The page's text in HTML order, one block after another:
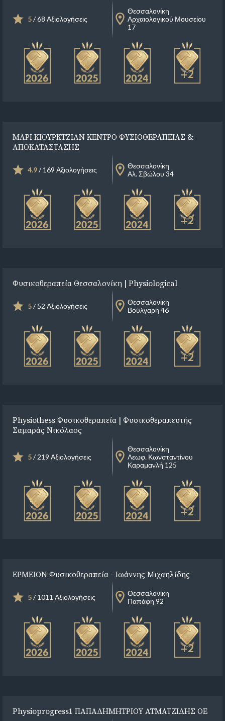
5/ 68 Αξιολογήσεις
Θεσσαλονίκη
Αρχαιολογικού Μουσείου
17
+2
ΜΑΡΙ ΚΙΟΥΡΚΤΖΙΑΝ ΚΕΝΤΡΟ ΦΥΣΙΟΘΕΡΑΠΕΙΑΣ &
ΑΠΟΚΑΤΑΣΤΑΣΗΣ
4.9/ 169 Αξιολογήσεις
Θεσσαλονίκη
Αλ. Σβώλου 34
+2
Φυσικοθεραπεία Θεσσαλονίκη | Physiological
5/ 52 Αξιολογήσεις
Θεσσαλονίκη
Βούλγαρη 46
+2
Physiothess Φυσικοθεραπεία | Φυσικοθεραπευτής
Σαμαράς Νικόλαος
5/ 219 Αξιολογήσεις
Θεσσαλονίκη
Λεωφ. Κωνσταντίνου
Καραμανλή 125
+2
ΕΡΜΕΙΟΝ Φυσικοθεραπεία - Ιωάννης Μιχαηλίδης
5/ 1011 Αξιολογήσεις
Θεσσαλονίκη
Παπάφη 92
+2
Physioprogress1 ΠΑΠΑΔΗΜΗΤΡΙΟΥ ΑΤΜΑΤΖΙΔΗΣ ΟΕ